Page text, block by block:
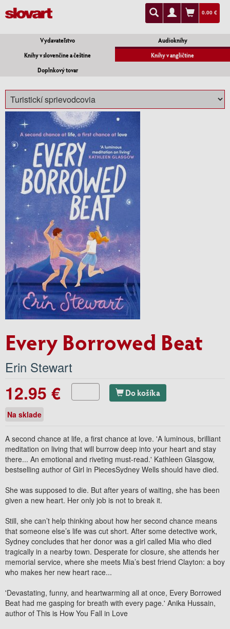
0.00 €
Vydavateľstvo
Audioknihy
Knihy v slovenčine a češtine
Knihy v angličtine
Doplnkový tovar
Every Borrowed Beat
Erin Stewart
12.95 € Do košíka
Na sklade
A second chance at life, a first chance at love. 'A luminous, brilliant
meditation on living that will burrow deep into your heart and stay
there... An emotional and riveting must-read.' Kathleen Glasgow,
bestselling author of Girl in PiecesSydney Wells should have died.
She was supposed to die. But after years of waiting, she has been
given a new heart. Her only job is not to break it.
Still, she can’t help thinking about how her second chance means
that someone else’s life was cut short. After some detective work,
Sydney concludes that her donor was a girl called Mia who died
tragically in a nearby town. Desperate for closure, she attends her
memorial service, where she meets Mia’s best friend Clayton: a boy
who makes her new heart race...
'Devastating, funny, and heartwarming all at once, Every Borrowed
Beat had me gasping for breath with every page.' Anika Hussain,
author of This is How You Fall in Love